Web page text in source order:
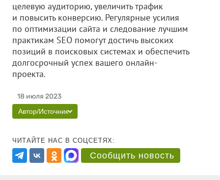
целевую аудиторию, увеличить трафик
и повысить конверсию. Регулярные усилия
по оптимизации сайта и следование лучшим
практикам SEO помогут достичь высоких
позиций в поисковых системах и обеспечить
долгосрочный успех вашего онлайн-
проекта.
18 июля 2023
Автор/Источник
ЧИТАЙТЕ НАС В СОЦСЕТЯХ:
Сообщить новость